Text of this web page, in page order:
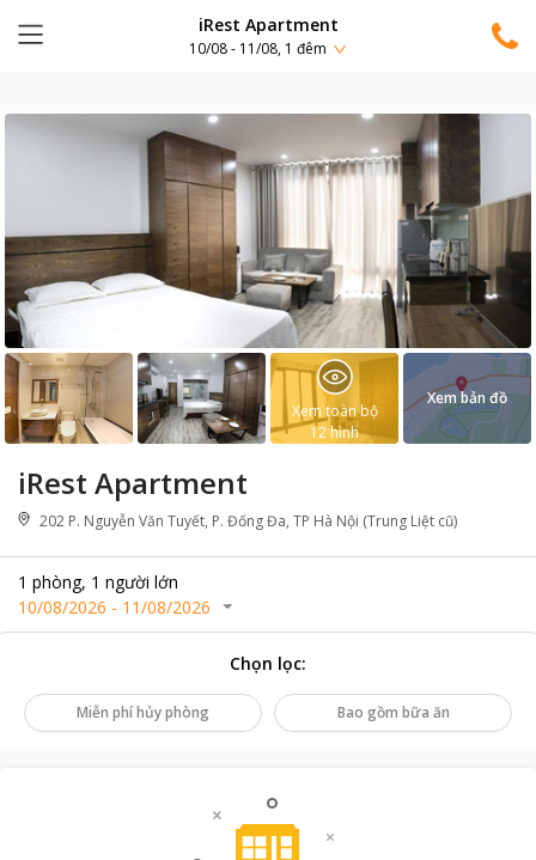
iRest Apartment
10/08 - 11/08, 1 đêm
iRest Apartment
202 P. Nguyễn Văn Tuyết, P. Đống Đa, TP Hà Nội (Trung Liệt cũ)
1 phòng, 1 người lớn
10/08/2026 - 11/08/2026
Xem toàn bộ
12hình
Xem bản đồ
Chọn lọc:
Miễn phí hủy phòng Bao gồm bữa ăn